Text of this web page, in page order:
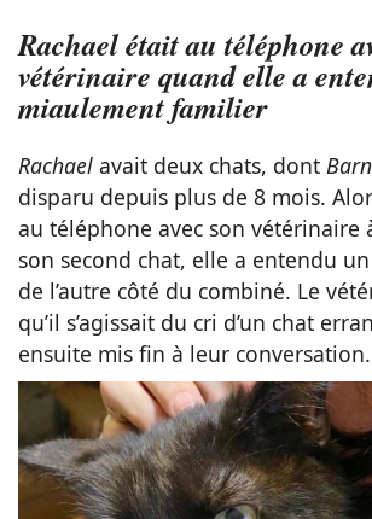
Rachael était au téléphone
vétérinaire quand elle a
miaulement familier
Rachael avait deux chats, dont
disparu depuis plus de 8 mois.
au téléphone avec son vétérinaire
son second chat, elle a entendu
de l’autre côté du combiné. Le
qu’il s’agissait du cri d’un chat
ensuite mis fin à leur conversation.